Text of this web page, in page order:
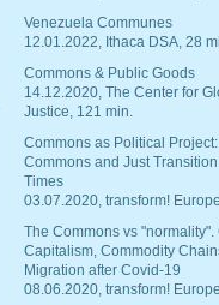
Venezuela Communes
12.01.2022, Ithaca DSA, 28
Commons & Public Goods
14.12.2020, The Center for
Justice, 121 min.
Commons as Political Project:
Commons and Just
Times
03.07.2020, transform!
The Commons vs "normality".
Capitalism, Commodity
Migration after Covid-19
08.06.2020, transform!